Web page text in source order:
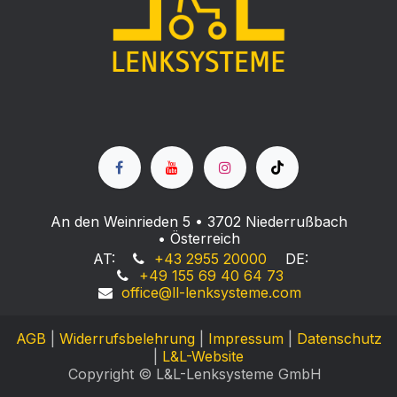
An den Weinrieden 5 • 3702 Niederrußbach
• Österreich
AT:
+43 2955 20000
DE:
+49 155 69 40 64 73
office@ll-lenksysteme.com
AGB Widerrufsbelehrung Impressum
Datenschutz
L&L-Website
Copyright © L&L-Lenksysteme GmbH